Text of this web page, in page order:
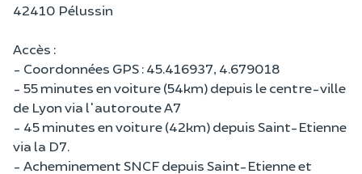
42410 Pélussin
Accès :
- Coordonnées GPS : 45.416937, 4.679018
- 55 minutes en voiture (54km) depuis le centre-ville
de Lyon via l'autoroute A7
- 45 minutes en voiture (42km) depuis Saint-Etienne
via la D7.
- Acheminement SNCF depuis Saint-Etienne et